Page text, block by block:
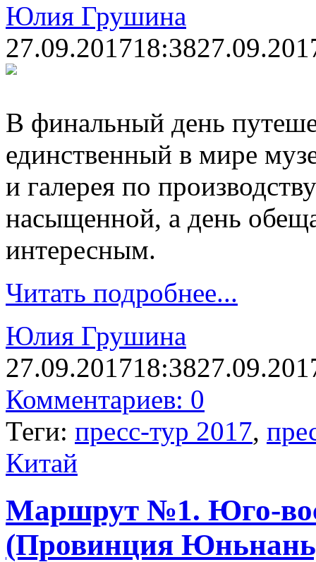
Юлия Грушина
27.09.201718:38
В финальный день
единственный в мире
и галерея по
насыщенной, а день
интересным.
Читать подробнее...
Юлия Грушина
27.09.201718:38
Комментариев: 0
Теги: пресс-тур 2017,
Китай
Маршрут №1. Юго-
(Провинция